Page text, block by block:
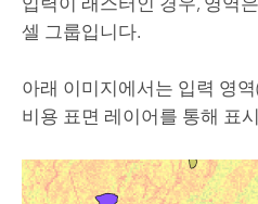
셀 그룹입니다.
아래 이미지에서는 입력 영
비용 표면 레이어를 통해 표